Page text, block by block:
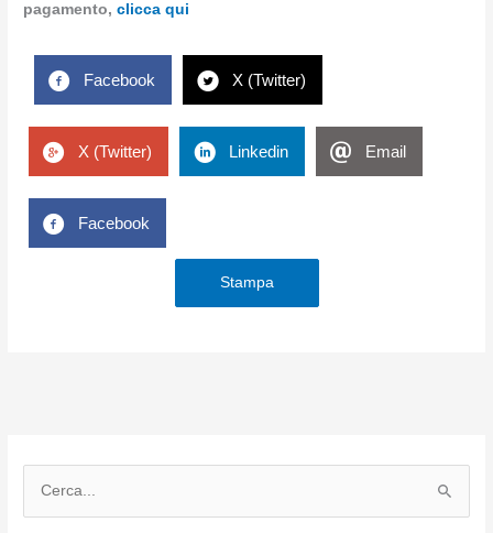
pagamento,clicca qui
Facebook X (Twitter)
X (Twitter) Linkedin Email
Facebook
Stampa